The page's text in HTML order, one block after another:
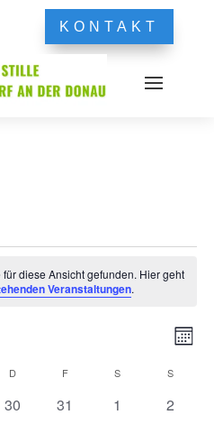
KONTAKT
diese Ansicht gefunden. Hier geht
Veranstaltungen.
Monat
DDONNERSTAG
FFREITAG S SAMSTAGS
0
30
0
31
0
1
0
2